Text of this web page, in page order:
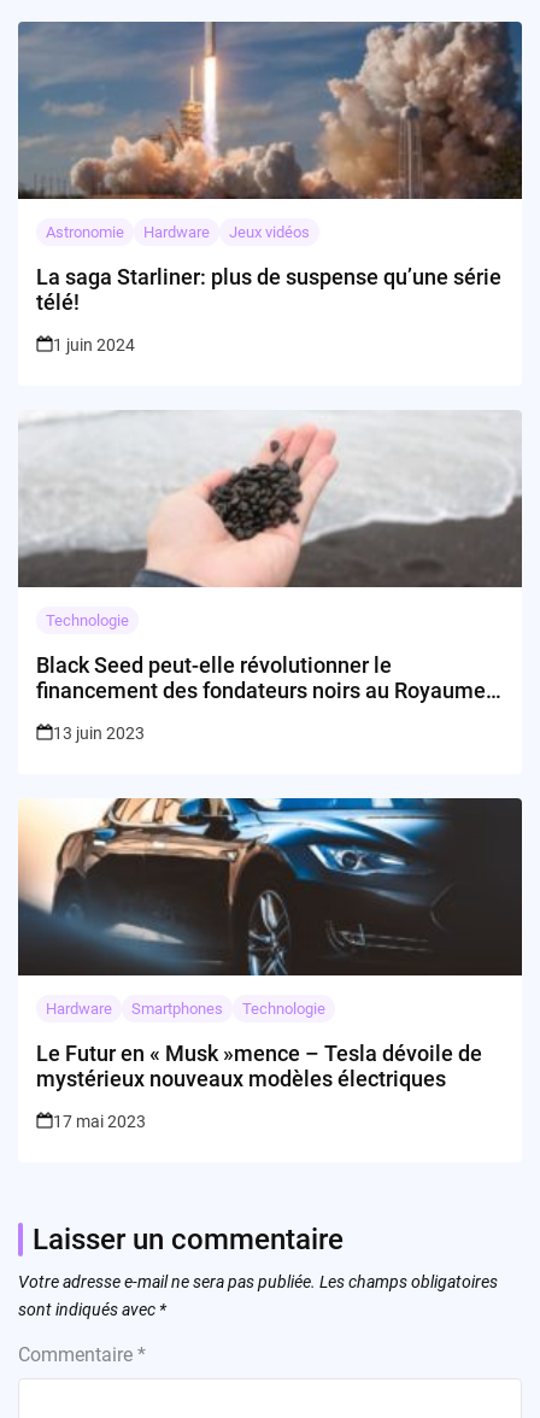
Astronomie Hardware Jeux vidéos
La saga Starliner: plus de suspense qu’une série
télé!
1 juin 2024
Technologie
Black Seed peut-elle révolutionner le
financement des fondateurs noirs au Royaume-
13 juin 2023
Hardware Smartphones Technologie
Le Futur en « Musk »mence – Tesla dévoile de
mystérieux nouveaux modèles électriques
17 mai 2023
Laisser un commentaire
Votre adresse e-mail ne sera pas publiée. Les champs obligatoires
sont indiqués avec *
Commentaire *